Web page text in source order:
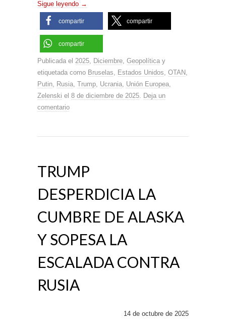
Sigue leyendo →
compartir compartir
compartir
Publicada el 2025 Diciembre Geopolítica y
etiquetada como Bruselas Estados Unidos OTAN
Putin
Rusia Trump Ucrania Unión Europea
Zelenski el 8 de diciembre de 2025
Deja un
comentario
TRUMP
DESPERDICIA LA
CUMBRE DE ALASKA
Y SOPESA LA
ESCALADA CONTRA
RUSIA
14 de octubre de 2025